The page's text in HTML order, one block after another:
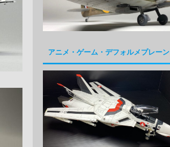
アニメ・ゲーム・デフォルメプレーン